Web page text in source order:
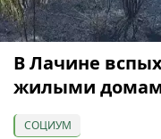
В Лачине
жилыми
СОЦИУМ